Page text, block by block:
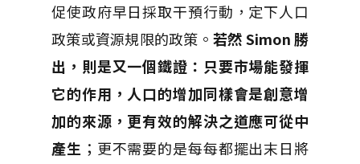
促使政府早日採取干預行動，定下人口
政策或資源規限的政策。 若然 Simon 勝
出，則是又一個鐵證：只要市場能發揮
它的作用，人口的增加同樣會是創意增
加的來源，更有效的解決之道應可從中
產生 ；更不需要的是每每都擺出末日將